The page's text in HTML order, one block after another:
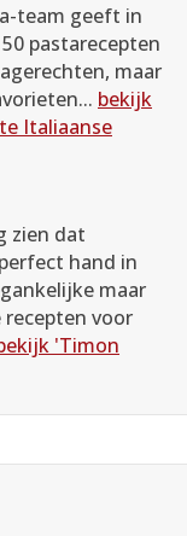
team geeft in
pastarecepten
maar
bekijk
Italiaanse
zien dat
hand in
maar
voor
'Timon